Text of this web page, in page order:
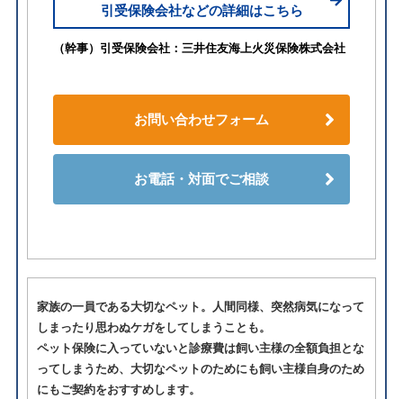
引受保険会社などの詳細はこちら
（幹事）引受保険会社：三井住友海上火災保険株式会社
お問い合わせフォーム
お電話・対面でご相談
家族の一員である大切なペット。人間同様、突然病気になって
しまったり思わぬケガをしてしまうことも。
ペット保険に入っていないと診療費は飼い主様の全額負担とな
ってしまうため、大切なペットのためにも飼い主様自身のため
にもご契約をおすすめします。